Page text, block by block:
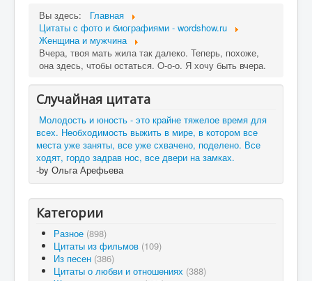
Вы здесь:
Главная
Цитаты c фото и биографиями - wordshow.ru
Женщина и мужчина
Вчера, твоя мать жила так далеко. Теперь, похоже,
она здесь, чтобы остаться. O-о-о. Я хочу быть вчера.
Случайная цитата
Молодость и юность - это крайне тяжелое время для
всех. Необходимость выжить в мире, в котором все
места уже заняты, все уже схвачено, поделено. Все
ходят, гордо задрав нос, все двери на замках.
-by Ольга Арефьева
Категории
Разное (898)
Цитаты из фильмов (109)
Из песен (386)
Цитаты о любви и отношениях (388)